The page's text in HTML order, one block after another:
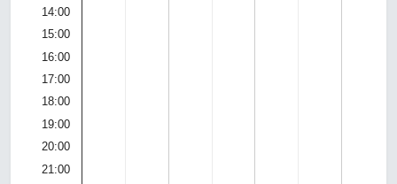
14:00
15:00
16:00
17:00
18:00
19:00
20:00
21:00